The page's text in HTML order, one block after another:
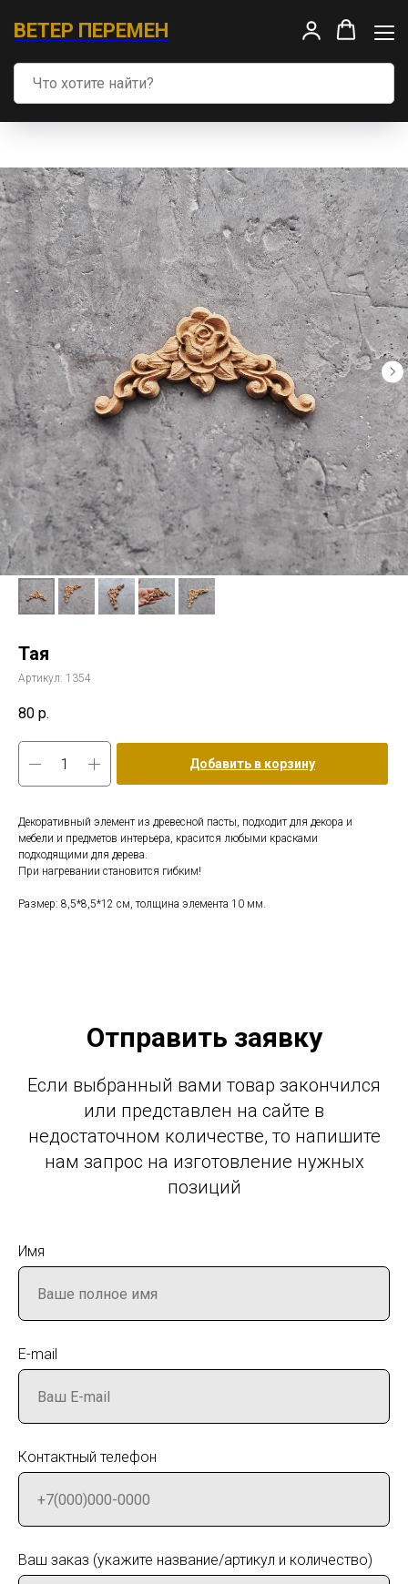
ВЕТЕР ПЕРЕМЕН
Тая
Артикул: 1354
80 р.
Добавить в корзину
Декоративный элемент из древесной пасты, подходит для декора и
мебели и предметов интерьера, красится любыми красками
подходящими для дерева.
При нагревании становится гибким!
Размер: 8,5*8,5*12 см, толщина элемента 10 мм.
Отправить заявку
Если выбранный вами товар закончился
или представлен на сайте в
недостаточном количестве, то напишите
нам запрос на изготовление нужных
позиций
Имя
E-mail
Контактный телефон
Ваш заказ (укажите название/артикул и количество)